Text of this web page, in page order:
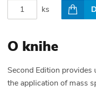
ks
O knihe
Second Edition
the application of mass